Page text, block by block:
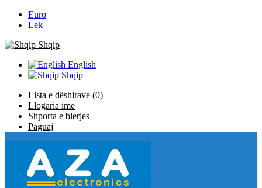
Euro
Lek
Shqip
English
Shqip
Lista e dëshirave (0)
Llogaria ime
Shporta e blerjes
Paguaj